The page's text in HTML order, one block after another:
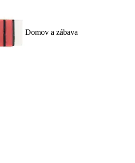
Domov a zábava